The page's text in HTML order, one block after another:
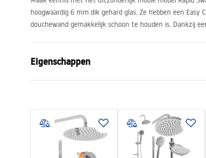
hoogwaardig 6 mm dik gehard glas. Ze hebben een Easy
douchewand gemakkelijk schoon te houden is. Dankzij
Eigenschappen
De richting van de deur
Glasdikte:
Hoogte van de douchedeur